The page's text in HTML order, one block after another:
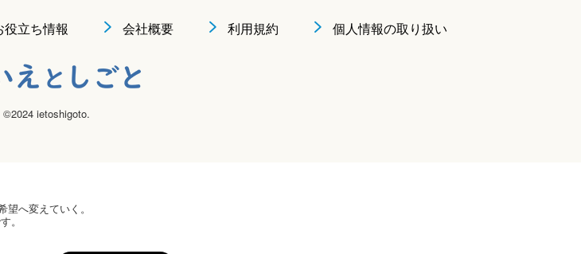
役立ち情報 会社概要 利用規約 個人情報の取り扱い
©2024 ietoshigoto.
望へ変えていく。
。